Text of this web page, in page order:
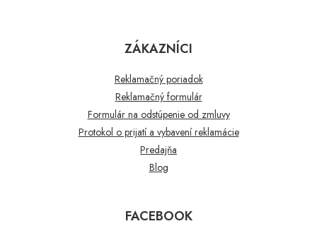
ZÁKAZNÍCI
Reklamačný poriadok
Reklamačný formulár
Formulár na odstúpenie od zmluvy
Protokol o prijatí a vybavení reklamácie
Predajňa
Blog
FACEBOOK